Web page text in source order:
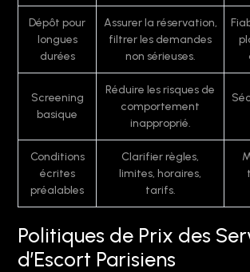
Dépôt pour
longues
durées
Assurer la réservation,
filtrer les demandes
non sérieuses.
Screening
basique
Réduire les risques de
comportement
inapproprié.
Conditions
écrites
préalables
Clarifier règles,
limites, horaires,
tarifs.
Politiques de Prix des
d’Escort Parisiens